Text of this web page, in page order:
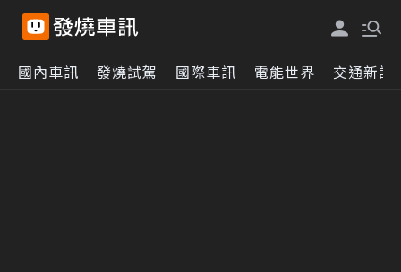
國內車訊 發燒試駕 國際車訊 電能世界 交通新訊